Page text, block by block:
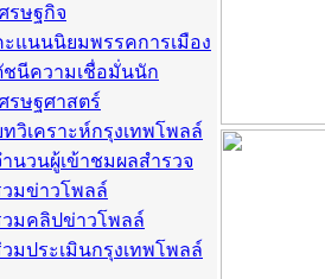
ศรษฐกิจ
ะแนนนิยมพรรคการเมือง
ชนีความเชื่อมั่นนัก
ศรษฐศาสตร์
วิเคราะห์กรุงเทพโพลล์
ำนวนผู้เข้าชมผลสำรวจ
วมข่าวโพลล์
วมคลิปข่าวโพลล์
วมประเมินกรุงเทพโพลล์